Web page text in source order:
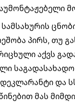
პირს, თუ
აქვს
და
მას